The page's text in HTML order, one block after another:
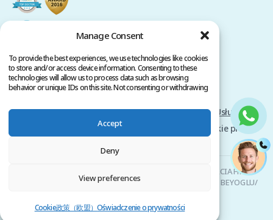
Manage Consent
To provide the best experiences, we use technologies like cookies
to store and/or access device information. Consenting to these
technologies will allow us to process data such as browsing
behavior or unique IDs on this site. Not consenting or withdrawing
Accept
Deny
View preferences
Cookie政策（欧盟）Oświadczenie o prywatności
Polityka Prywatności
Warunki świadczenia Usług
Prawa autorskie @ 2026 www.clinicana.com. Wszelkie prawa
zastrzeżone.
Clinicana Przeszczep Włosów & Chirurgia Estetyczna | HACIAHMET
MAH. KURTULUS DERESI CAD. NO: 15 -21 IC KAPI NO: 94 BEYOGLU/